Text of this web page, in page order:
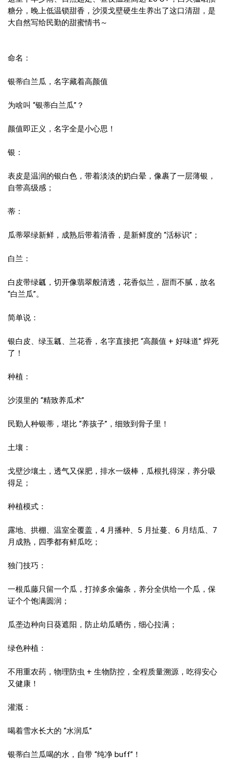
糖分，晚上低温锁甜香，沙漠戈壁硬生生养出了这口清甜，是
大自然写给民勤的甜蜜情书～
命名：
银蒂白兰瓜，名字藏着高颜值
为啥叫 “银蒂白兰瓜”？
颜值即正义，名字全是小心思！
银：
表皮是温润的银白色，带着淡淡的奶白晕，像裹了一层薄银，
自带高级感；
蒂：
瓜蒂翠绿新鲜，成熟后带着清香，是新鲜度的 “活标识”；
白兰：
白皮带绿瓤，切开像翡翠般清透，花香似兰，甜而不腻，故名
“白兰瓜”。
简单说：
银白皮、绿玉瓤、兰花香，名字直接把 “高颜值 + 好味道” 焊死
了！
种植：
沙漠里的 “精致养瓜术”
民勤人种银蒂，堪比 “养孩子”，细致到骨子里！
土壤：
戈壁沙壤土，透气又保肥，排水一级棒，瓜根扎得深，养分吸
得足；
种植模式：
露地、拱棚、温室全覆盖，4 月播种、5 月扯蔓、6 月结瓜、7
月成熟，四季都有鲜瓜吃；
独门技巧：
一根瓜藤只留一个瓜，打掉多余偏条，养分全供给一个瓜，保
证个个饱满圆润；
瓜垄边种向日葵遮阳，防止幼瓜晒伤，细心拉满；
绿色种植：
不用重农药，物理防虫 + 生物防控，全程质量溯源，吃得安心
又健康！
灌溉：
喝着雪水长大的 “水润瓜”
银蒂白兰瓜喝的水，自带 “纯净 buff”！